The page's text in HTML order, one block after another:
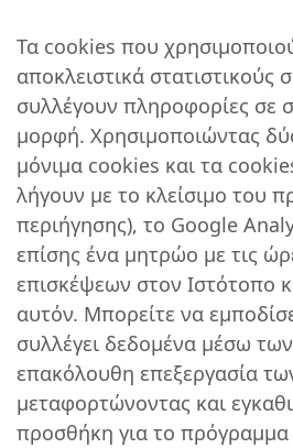
Τα cookies που
αποκλειστικά στατιστικούς
συλλέγουν πληροφορίες σε
μορφή. Χρησιμοποιώντας
μόνιμα cookies και τα
λήγουν με το κλείσιμο του
περιήγησης), το Google
επίσης ένα μητρώο με τις
επισκέψεων στον Ιστότοπο
αυτόν. Μπορείτε να
συλλέγει δεδομένα μέσω
επακόλουθη επεξεργασία
μεταφορτώνοντας και
προσθήκη για το